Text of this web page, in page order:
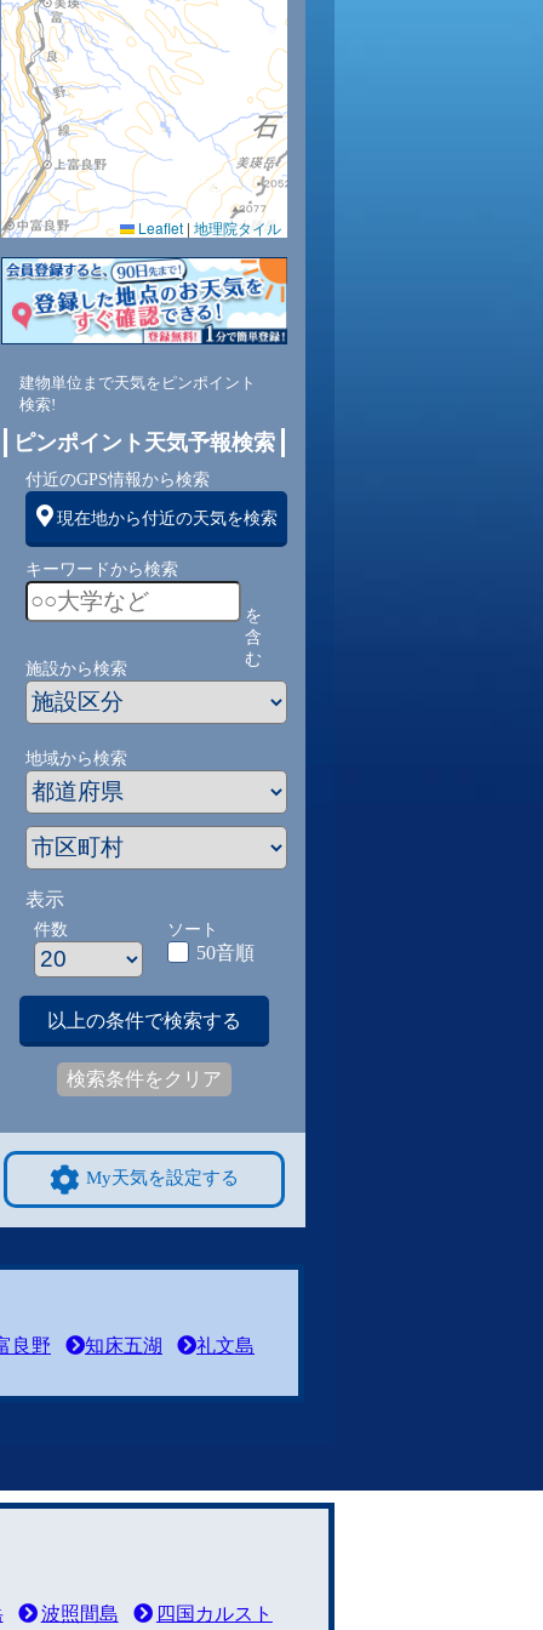
Leaflet | 地理院タイル
建物単位まで天気をピンポイント
検索!
ピンポイント天気予報検索
付近のGPS情報から検索
現在地から付近の天気を検索
キーワードから検索
を
含
む
施設から検索
地域から検索
表示
件数 ソート
50音順
以上の条件で検索する
検索条件をクリア
My天気を設定する
良野 知床五湖 礼文島
波照間島 四国カルスト